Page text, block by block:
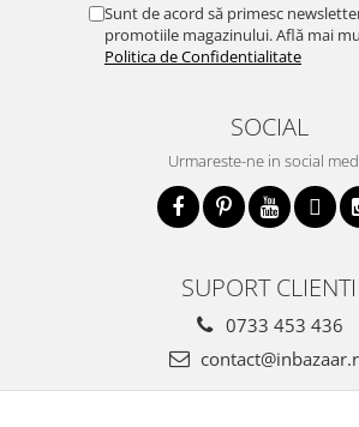
Sunt de acord să primesc
promotiile magazinului. Află mai
Politica de Confidentialitate
SOCIAL
Urmareste-ne in social
SUPORT CLIENTI
0733 453 436